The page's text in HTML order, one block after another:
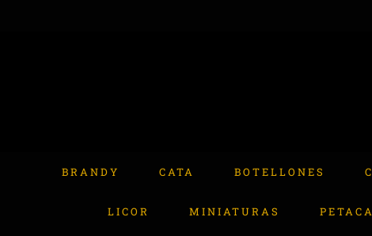
BRANDY CATA BOTELLONES
LICOR MINIATURAS PETACA